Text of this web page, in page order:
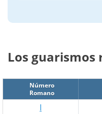
Los guarismos
Número
Romano
I